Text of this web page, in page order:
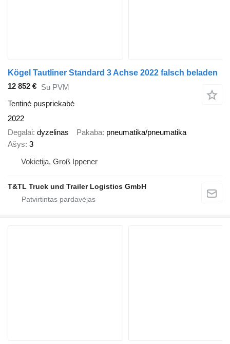
Kögel Tautliner Standard 3 Achse 2022 falsch beladen
12 852 € Su PVM
Tentinė puspriekabė
2022
Degalai dyzelinas Pakaba pneumatika/pneumatika
Ašys 3
Vokietija, Groß Ippener
T&TL Truck und Trailer Logistics GmbH